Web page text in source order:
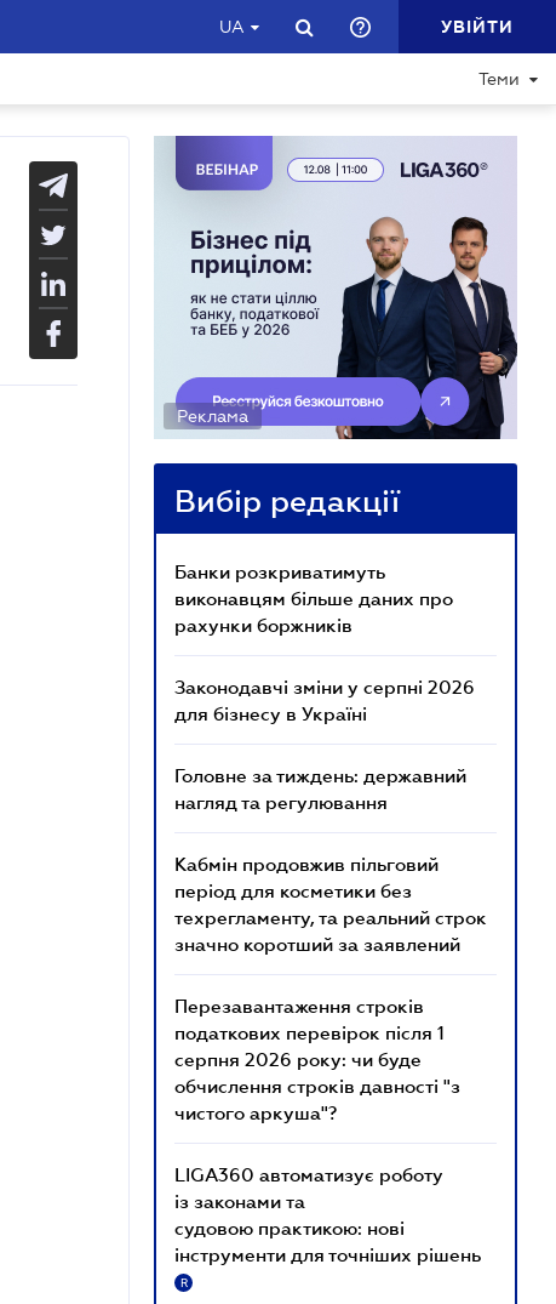
UA УВІЙТИ
Теми
Реклама
Вибір редакції
Банки розкриватимуть
виконавцям більше даних про
рахунки боржників
Законодавчі зміни у серпні 2026
для бізнесу в Україні
Головне за тиждень: державний
нагляд та регулювання
Кабмін продовжив пільговий
період для косметики без
техрегламенту, та реальний строк
значно коротший за заявлений
Перезавантаження строків
податкових перевірок після 1
серпня 2026 року: чи буде
обчислення строків давності "з
чистого аркуша"?
LIGA360 автоматизує роботу
із законами та
судовою практикою: нові
інструменти для точніших рішень
R